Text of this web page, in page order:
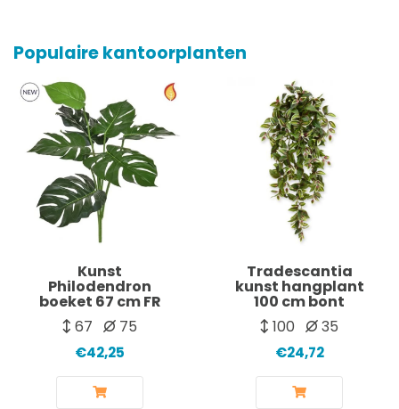
Populaire kantoorplanten
Kunst
Philodendron
boeket 67 cm FR
67
75
€42,25
Tradescantia
kunst hangplant
100 cm bont
100
35
€24,72